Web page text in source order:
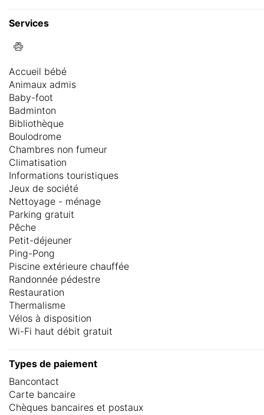
Services
Accueil bébé
Animaux admis
Baby-foot
Badminton
Bibliothèque
Boulodrome
Chambres non fumeur
Climatisation
Informations touristiques
Jeux de société
Nettoyage - ménage
Parking gratuit
Pêche
Petit-déjeuner
Ping-Pong
Piscine extérieure chauffée
Randonnée pédestre
Restauration
Thermalisme
Vélos à disposition
Wi-Fi haut débit gratuit
Types de paiement
Bancontact
Carte bancaire
Chèques bancaires et postaux